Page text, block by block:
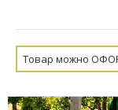
Товар можно